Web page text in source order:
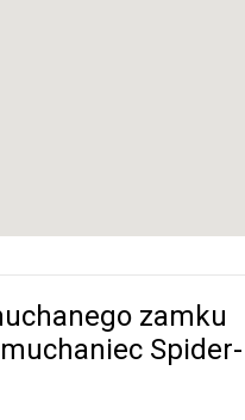
zamku
Spider-